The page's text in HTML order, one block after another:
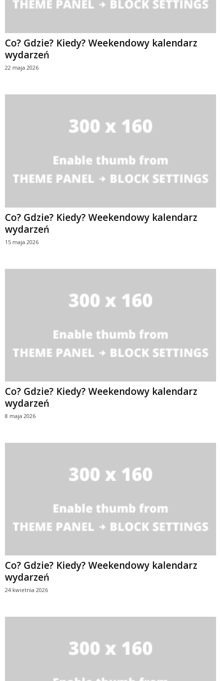
Co? Gdzie? Kiedy? Weekendowy kalendarz
wydarzeń
22 maja 2026
Co? Gdzie? Kiedy? Weekendowy kalendarz
wydarzeń
15 maja 2026
Co? Gdzie? Kiedy? Weekendowy kalendarz
wydarzeń
8 maja 2026
Co? Gdzie? Kiedy? Weekendowy kalendarz
wydarzeń
24 kwietnia 2026